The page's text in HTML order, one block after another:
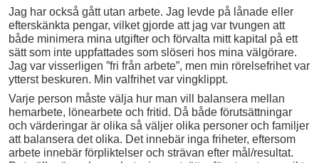
Jag har också gått utan arbete. Jag levde på lånade eller
efterskänkta pengar, vilket gjorde att jag var tvungen att
både minimera mina utgifter och förvalta mitt kapital på ett
sätt som inte uppfattades som slöseri hos mina välgörare.
Jag var visserligen ”fri från arbete”, men min rörelsefrihet var
ytterst beskuren. Min valfrihet var vingklippt.
Varje person måste välja hur man vill balansera mellan
hemarbete, lönearbete och fritid. Då både förutsättningar
och värderingar är olika så väljer olika personer och familjer
att balansera det olika. Det innebär inga friheter, eftersom
arbete innebär förpliktelser och strävan efter mål/resultat.